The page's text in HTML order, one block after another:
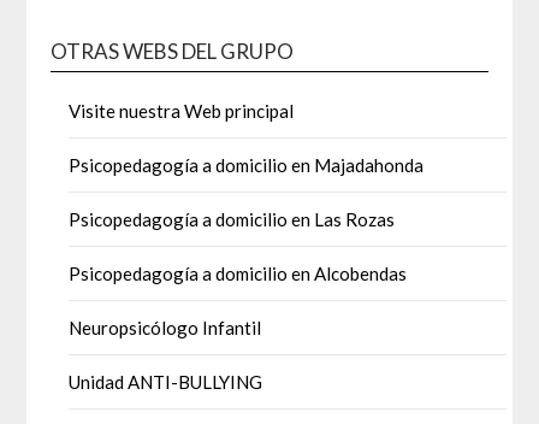
OTRAS WEBS DEL GRUPO
Visite nuestra Web principal
Psicopedagogía a domicilio en Majadahonda
Psicopedagogía a domicilio en Las Rozas
Psicopedagogía a domicilio en Alcobendas
Neuropsicólogo Infantil
Unidad ANTI-BULLYING